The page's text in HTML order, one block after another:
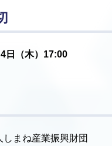
日（木）17:00
しまね産業振興財団